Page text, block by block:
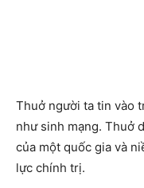
Thuở người ta tin vào
như sinh mạng. Thuở
của một quốc gia và
lực chính trị.